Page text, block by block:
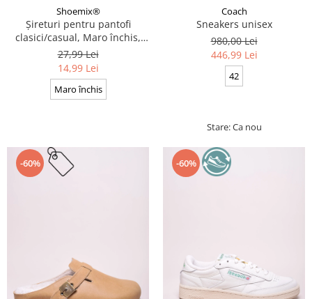
Shoemix®
Șireturi pentru pantofi
clasici/casual, Maro închis,
Cerate, Calitate premium, 110
cm x 0.3 cm
27,99 Lei
14,99 Lei
Maro închis
Coach
Sneakers unisex
980,00 Lei
446,99 Lei
42
Stare: Ca nou
-60% -60%